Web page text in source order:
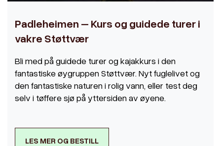
Padleheimen – Kurs og guidede turer i
vakre Støttvær
Bli med på guidede turer og kajakkurs i den
fantastiske øygruppen Støttvær. Nyt fuglelivet og
den fantastiske naturen i rolig vann, eller test deg
selv i tøffere sjø på yttersiden av øyene.
LES MER OG BESTILL